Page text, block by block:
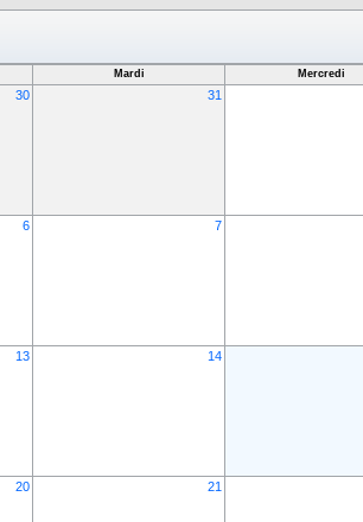
Mardi Mercredi
30 31
6 7
13 14
20 21